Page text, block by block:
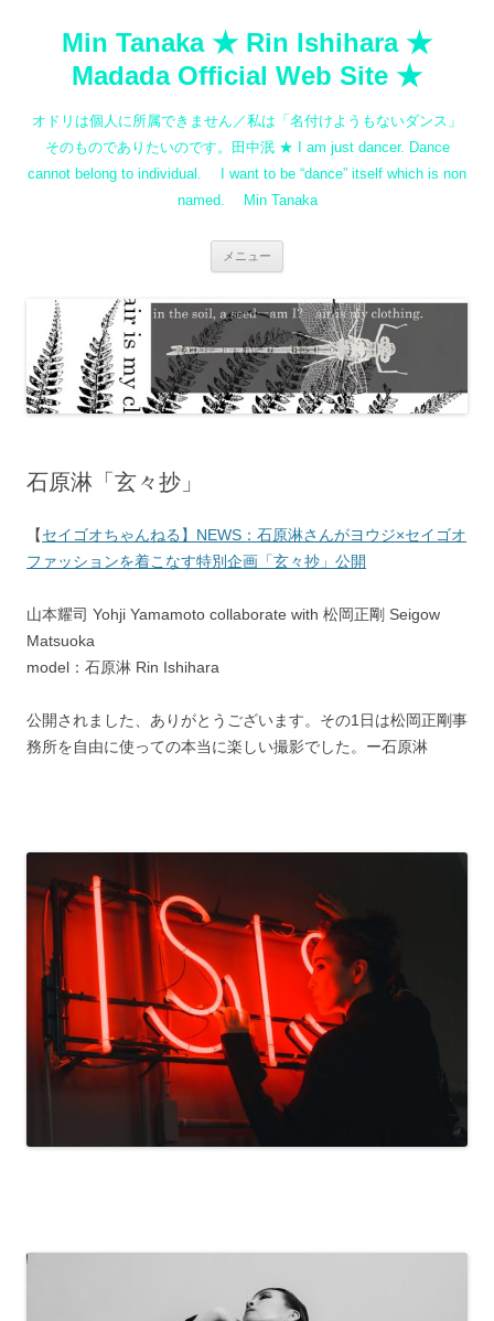
キ
ッ
Min Tanaka ★ Rin Ishihara ★
Madada Official Web Site ★
オドリは個人に所属できません／私は「名付けようもないダンス」
そのものでありたいのです。田中泯 ★ I am just dancer. Dance
cannot belong to individual. I want to be “dance” itself which is non
named. Min Tanaka
メニュー
石原淋「玄々抄」
【セイゴオちゃんねる】NEWS：石原淋さんがヨウジ×セイゴオ
ファッションを着こなす特別企画「玄々抄」公開
山本耀司 Yohji Yamamoto collaborate with 松岡正剛 Seigow
Matsuoka
model：石原淋 Rin Ishihara
公開されました、ありがとうございます。その1日は松岡正剛事
務所を自由に使っての本当に楽しい撮影でした。ー石原淋